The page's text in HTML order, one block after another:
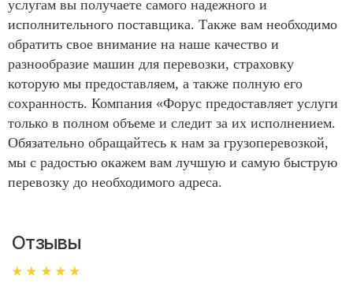
услугам вы получаете самого надежного и
исполнительного поставщика. Также вам необходимо
обратить свое внимание на наше качество и
разнообразие машин для перевозки, страховку
которую мы предоставляем, а также полную его
сохранность. Компания «Форус предоставляет услуги
только в полном объеме и следит за их исполнением.
Обязательно обращайтесь к нам за грузоперевозкой,
мы с радостью окажем вам лучшую и самую быструю
перевозку до необходимого адреса.
Отзывы